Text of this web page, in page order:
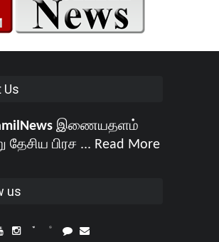
Us
இணையதளம்
தேசிய பிரச ... Read More
us